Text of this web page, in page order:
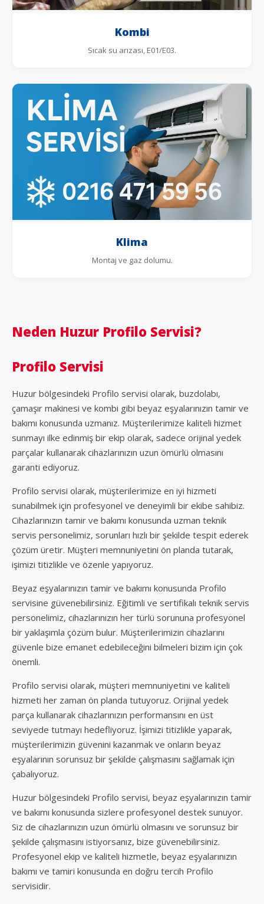
Kombi
Sıcak su arızası, E01/E03.
Klima
Montaj ve gaz dolumu.
Neden Huzur Profilo Servisi?
Profilo Servisi
Huzur bölgesindeki Profilo servisi olarak, buzdolabı,
çamaşır makinesi ve kombi gibi beyaz eşyalarınızın tamir ve
bakımı konusunda uzmanız. Müşterilerimize kaliteli hizmet
sunmayı ilke edinmiş bir ekip olarak, sadece orijinal yedek
parçalar kullanarak cihazlarınızın uzun ömürlü olmasını
garanti ediyoruz.
Profilo servisi olarak, müşterilerimize en iyi hizmeti
sunabilmek için profesyonel ve deneyimli bir ekibe sahibiz.
Cihazlarınızın tamir ve bakımı konusunda uzman teknik
servis personelimiz, sorunları hızlı bir şekilde tespit ederek
çözüm üretir. Müşteri memnuniyetini ön planda tutarak,
işimizi titizlikle ve özenle yapıyoruz.
Beyaz eşyalarınızın tamir ve bakımı konusunda Profilo
servisine güvenebilirsiniz. Eğitimli ve sertifikalı teknik servis
personelimiz, cihazlarınızın her türlü sorununa profesyonel
bir yaklaşımla çözüm bulur. Müşterilerimizin cihazlarını
güvenle bize emanet edebileceğini bilmeleri bizim için çok
önemli.
Profilo servisi olarak, müşteri memnuniyetini ve kaliteli
hizmeti her zaman ön planda tutuyoruz. Orijinal yedek
parça kullanarak cihazlarınızın performansını en üst
seviyede tutmayı hedefliyoruz. İşimizi titizlikle yaparak,
müşterilerimizin güvenini kazanmak ve onların beyaz
eşyalarının sorunsuz bir şekilde çalışmasını sağlamak için
çabalıyoruz.
Huzur bölgesindeki Profilo servisi, beyaz eşyalarınızın tamir
ve bakımı konusunda sizlere profesyonel destek sunuyor.
Siz de cihazlarınızın uzun ömürlü olmasını ve sorunsuz bir
şekilde çalışmasını istiyorsanız, bize güvenebilirsiniz.
Profesyonel ekip ve kaliteli hizmetle, beyaz eşyalarınızın
bakımı ve tamiri konusunda en doğru tercih Profilo
servisidir.